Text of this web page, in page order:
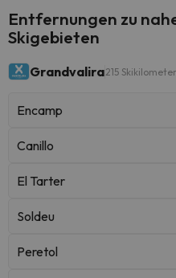
Entfernungen zu
Skigebieten
Grandvalira215 Skikilometer
Encamp
Canillo
El Tarter
Soldeu
Peretol